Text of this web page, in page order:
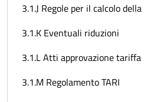
3.1.J Regole per il calcolo
3.1.K Eventuali riduzioni
3.1.L Atti approvazione tariffa
3.1.M Regolamento TARI